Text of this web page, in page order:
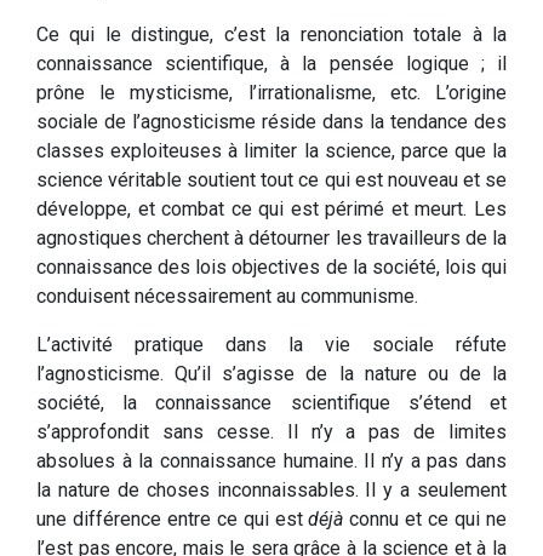
Ce qui le distingue, c’est la renonciation totale à la
connaissance scientifique, à la pensée logique ; il
prône le mysticisme, l’irrationalisme, etc. L’origine
sociale de l’agnosticisme réside dans la tendance des
classes exploiteuses à limiter la science, parce que la
science véritable soutient tout ce qui est nouveau et se
développe, et combat ce qui est périmé et meurt. Les
agnostiques cherchent à détourner les travailleurs de la
connaissance des lois objectives de la société, lois qui
conduisent nécessairement au communisme.
L’activité pratique dans la vie sociale réfute
l’agnosticisme. Qu’il s’agisse de la nature ou de la
société, la connaissance scientifique s’étend et
s’approfondit sans cesse. Il n’y a pas de limites
absolues à la connaissance humaine. Il n’y a pas dans
la nature de choses inconnaissables. Il y a seulement
une différence entre ce qui estdéjà connu et ce qui ne
l’est pas encore, mais le sera grâce à la science et à la